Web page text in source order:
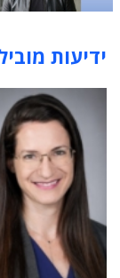
תוכן פרסומי
ידיעות